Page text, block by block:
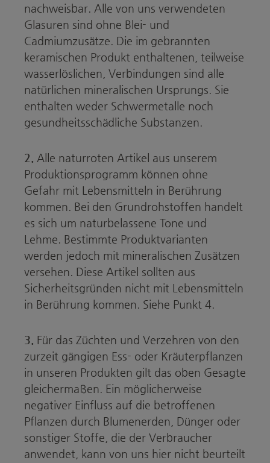
nachweisbar. Alle von uns verwendeten
Glasuren sind ohne Blei- und
Cadmiumzusätze. Die im gebrannten
keramischen Produkt enthaltenen, teilweise
wasserlöslichen, Verbindungen sind alle
natürlichen mineralischen Ursprungs. Sie
enthalten weder Schwermetalle noch
gesundheitsschädliche Substanzen.
2.
Alle naturroten Artikel aus unserem
Produktionsprogramm können ohne
Gefahr mit Lebensmitteln in Berührung
kommen. Bei den Grundrohstoffen handelt
es sich um naturbelassene Tone und
Lehme. Bestimmte Produktvarianten
werden jedoch mit mineralischen Zusätzen
versehen. Diese Artikel sollten aus
Sicherheitsgründen nicht mit Lebensmitteln
in Berührung kommen. Siehe Punkt 4.
3. Für das Züchten und Verzehren von den
zurzeit gängigen Ess- oder Kräuterpflanzen
in unseren Produkten gilt das oben Gesagte
gleichermaßen. Ein möglicherweise
negativer Einfluss auf die betroffenen
Pflanzen durch Blumenerden, Dünger oder
sonstiger Stoffe, die der Verbraucher
anwendet, kann von uns hier nicht beurteilt